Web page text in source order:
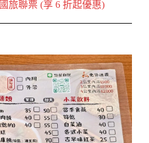
旅聯票 (享 6 折起優惠)